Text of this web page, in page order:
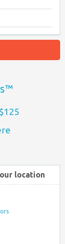
location